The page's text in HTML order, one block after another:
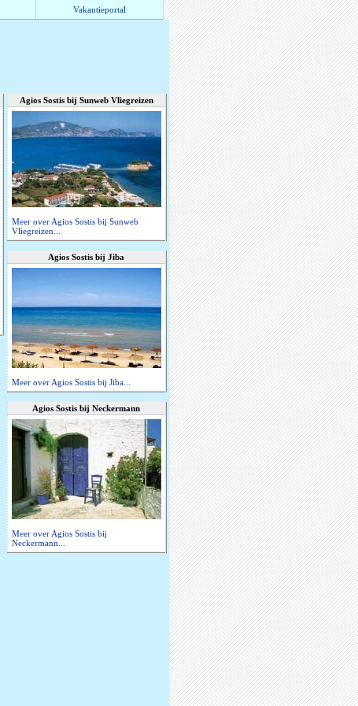
Vakantieportal
Agios Sostis bij Sunweb Vliegreizen
Meer over Agios Sostis bij Sunweb
Vliegreizen...
Agios Sostis bij Jiba
Meer over Agios Sostis bij Jiba...
Agios Sostis bij Neckermann
Meer over Agios Sostis bij
Neckermann...